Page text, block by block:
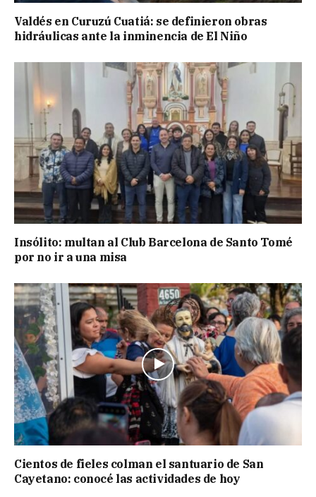
Valdés en Curuzú Cuatiá: se definieron obras
hidráulicas ante la inminencia de El Niño
Insólito: multan al Club Barcelona de Santo Tomé
por no ir a una misa
Cientos de fieles colman el santuario de San
Cayetano: conocé las actividades de hoy